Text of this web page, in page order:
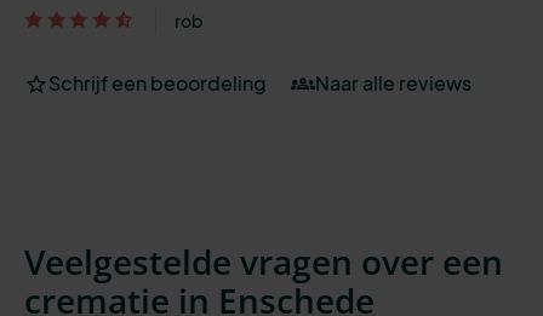
rob
Schrijf een beoordeling Naar alle reviews
Veelgestelde vragen over een
crematie in Enschede